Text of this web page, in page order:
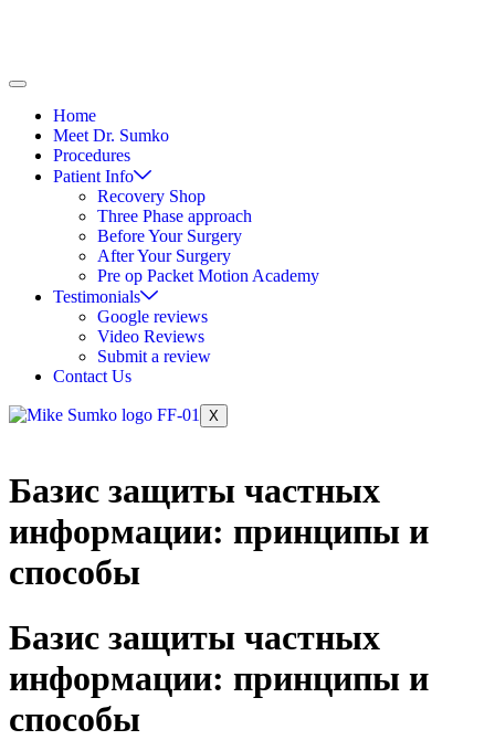
Home
Meet Dr. Sumko
Procedures
Patient Info
Recovery Shop
Three Phase approach
Before Your Surgery
After Your Surgery
Pre op Packet Motion Academy
Testimonials
Google reviews
Video Reviews
Submit a review
Contact Us
X
Базис защиты частных
информации: принципы и
способы
Базис защиты частных
информации: принципы и
способы